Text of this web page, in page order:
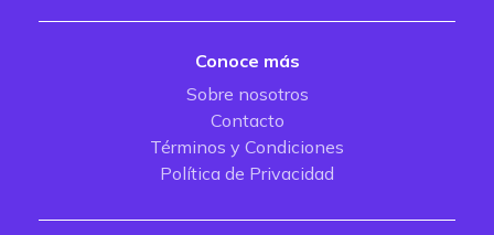
Conoce más
Sobre nosotros
Contacto
Términos y Condiciones
Política de Privacidad